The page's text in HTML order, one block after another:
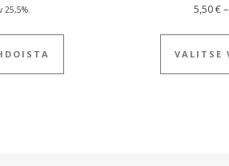
6,00 € - 7,80 €
25,5%.
Tällä tuotteella on useampi
5,50€–
VALITSE